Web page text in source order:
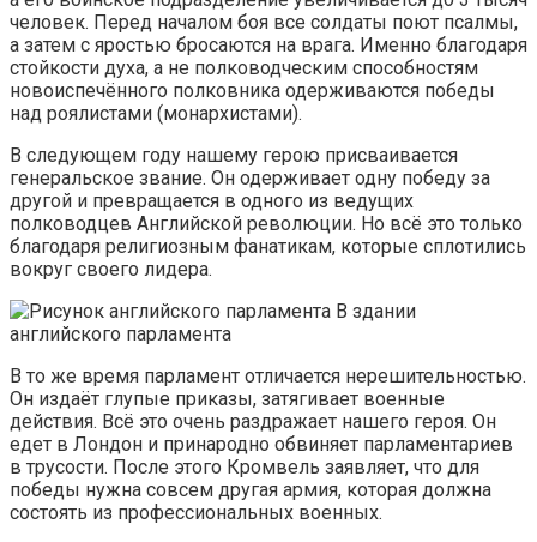
человек. Перед началом боя все солдаты поют псалмы,
а затем с яростью бросаются на врага. Именно благодаря
стойкости духа, а не полководческим способностям
новоиспечённого полковника одерживаются победы
над роялистами (монархистами).
В следующем году нашему герою присваивается
генеральское звание. Он одерживает одну победу за
другой и превращается в одного из ведущих
полководцев Английской революции. Но всё это только
благодаря религиозным фанатикам, которые сплотились
вокруг своего лидера.
В здании
английского парламента
В то же время парламент отличается нерешительностью.
Он издаёт глупые приказы, затягивает военные
действия. Всё это очень раздражает нашего героя. Он
едет в Лондон и принародно обвиняет парламентариев
в трусости. После этого Кромвель заявляет, что для
победы нужна совсем другая армия, которая должна
состоять из профессиональных военных.